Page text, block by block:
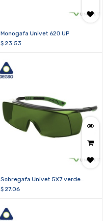
Monogafa Univet 620 UP
$ 23.53
Sobregafa Univet 5X7 verde
sombra 3.0
$ 27.06